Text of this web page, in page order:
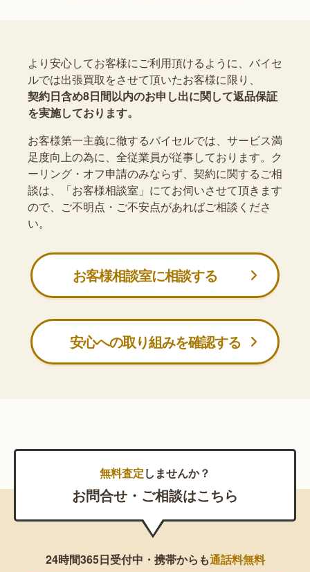
より安心してお客様にご利用頂けるように、バイセ
ルでは出張買取をさせて頂いたお客様に限り、
契約日含め8日間以内のお申し出に関して返品保証
を実施しております。
お客様第一主義に徹するバイセルでは、サービス満
足度向上の為に、全従業員が従事しております。ク
ーリング・オフ申請のみならず、契約に関するご相
談は、「お客様相談室」にてお伺いさせて頂きます
ので、ご不明点・ご不安点があればご相談くださ
い。
お客様相談室に相談する
安心への取り組みを確認する
無料査定しませんか？
お問合せ・ご相談はこちら
24時間365日受付中・携帯からも通話料無料